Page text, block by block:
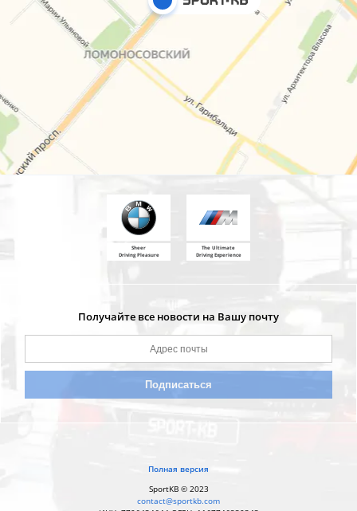
Sheer
Driving Pleasure
The Ultimate
Driving Experience
Получайте все новости на Вашу почту
Полная версия
SportKB © 2023
contact@sportkb.com